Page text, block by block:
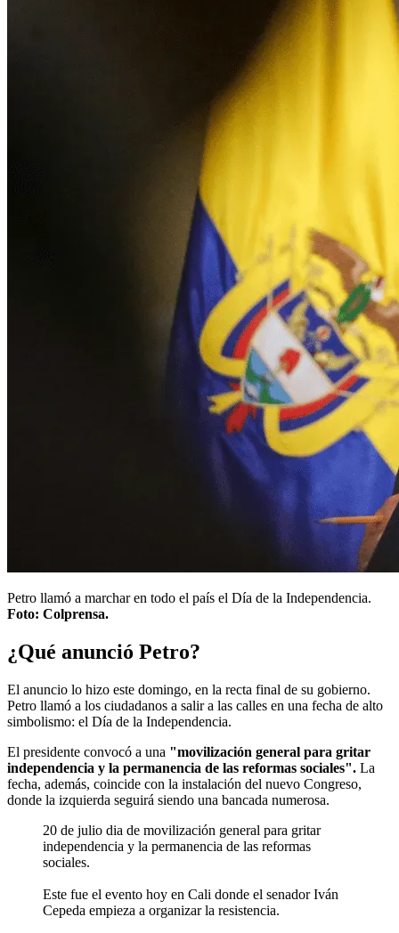
Petro llamó a marchar en todo el país el Día de la Independencia.
Foto: Colprensa.
¿Qué anunció Petro?
El anuncio lo hizo este domingo, en la recta final de su gobierno.
Petro llamó a los ciudadanos a salir a las calles en una fecha de alto
simbolismo: el Día de la Independencia.
El presidente convocó a una "movilización general para gritar
independencia y la permanencia de las reformas sociales". La
fecha, además, coincide con la instalación del nuevo Congreso,
donde la izquierda seguirá siendo una bancada numerosa.
20 de julio dia de movilización general para gritar
independencia y la permanencia de las reformas
sociales.
Este fue el evento hoy en Cali donde el senador Iván
Cepeda empieza a organizar la resistencia.